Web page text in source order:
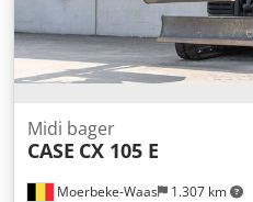
Moerbeke-Waas 1.307 km
Midi bager
CASE CX 105 E